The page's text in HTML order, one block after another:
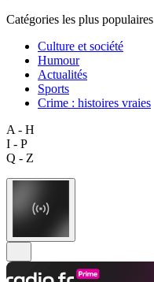
Catégories les plus populaires
Culture et société
Humour
Actualités
Sports
Crime : histoires vraies
A - H
I - P
Q - Z